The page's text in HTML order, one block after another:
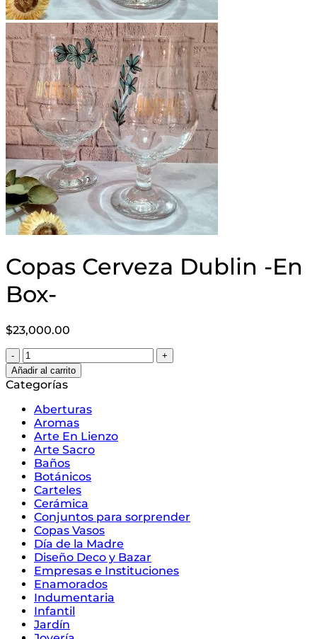
Copas Cerveza Dublin -En
Box-
$23,000.00
Copas
Cerveza
Dublin
En
Box-
cantidad
Añadir al carrito
Categorías
Aberturas
Aromas
Arte En Lienzo
Arte Sacro
Baños
Botánicos
Carteles
Cerámica
Conjuntos para sorprender
Copas Vasos
Día de la Madre
Diseño Deco y Bazar
Empresas e Instituciones
Enamorados
Indumentaria
Infantil
Jardín